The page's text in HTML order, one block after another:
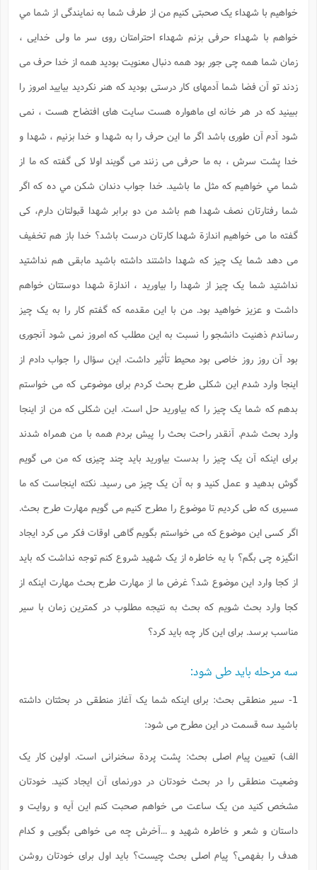
خواهیم با شهداء یک صحبتی کنیم من از طرف شما به نمایندگی از شما مي
خواهم با شهداء حرفی بزنم شهداء احترامتان روی سر ما ولی خدایی ،
زمان شما همه چی جور بود همه دنبال معنویت بودید همه از خدا حرف می
زدند تو آن فضا شما آدمهای کار درستی بودید که هنر نکردید بیایید امروز را
ببینید که در هر خانه ای ماهواره هست سایت های افتضاح هست ، نمی
شود آدم آن طوری باشد اگر ما این حرف را به شهدا و خدا بزنیم ، شهدا و
خدا پشت سرش ، به ما حرفی می زنند می گویند اولا کی گفته که ما از
شما مي خواهیم که مثل ما باشید. خدا جواب دندان شکن مي ده که اگر
شما رفتارتان نصف شهدا هم باشد من دو برابر شهدا قبولتان دارم، کی
گفته ما می خواهیم اندازة شهدا کارتان درست باشد؟ خدا باز هم تخفیف
می دهد شما یک چیز که شهدا داشتند داشته باشید مابقی هم نداشتید
نداشتید شما یک چیز از شهدا را بیاورید ، اندازة شهدا دوستتان خواهم
داشت و عزیز خواهید بود. من با این مقدمه که گفتم کار را به یک چیز
رساندم ذهنیت دانشجو را نسبت به این مطلب که امروز نمی شود آنجوری
بود آن روز روز خاصی بود محیط تأثیر داشت. این سؤال را جواب دادم از
اینجا وارد شدم این شکلی طرح بحث کردم برای موضوعی که می خواستم
بدهم که شما یک چیز را که بیاورید حل است. این شکلی که من از اینجا
وارد بحث شدم. آنقدر راحت بحث را پیش بردم همه با من همراه شدند
برای اینکه آن یک چیز را بدست بیاورید باید چند چیزی که من می گویم
گوش بدهید و عمل کنید و به آن یک چیز می رسید. نکته اینجاست که ما
مسیری که طی کردیم تا موضوع را مطرح کنیم می گویم مهارت طرح بحث.
اگر کسی این موضوع که می خواستم بگویم گاهی اوقات فکر می کرد ایجاد
انگیزه چی بگم؟ با یه خاطره از یک شهید شروع کنم توجه نداشت که باید
از کجا وارد این موضوع شد؟ غرض ما از مهارت طرح بحث مهارت اینکه از
کجا وارد بحث شویم که بحث به نتیجه مطلوب در کمترین زمان با سیر
مناسب برسد. برای این کار چه باید کرد؟
سه مرحله باید طی شود:
1- سیر منطقی بحث: برای اینکه شما یک آغاز منطقی در بحثتان داشته
باشید سه قسمت در این مطرح می شود:
الف) تعیین پیام اصلی بحث: پشت پردة سخنرانی است. اولین کار یک
وضعیت منطقی را در بحث خودتان در دورنمای آن ایجاد کنید. خودتان
مشخص کنید من یک ساعت می خواهم صحبت کنم این آیه و روایت و
داستان و شعر و خاطره شهید و ...آخرش چه می خواهی بگویی و کدام
هدف را بفهمی؟ پیام اصلی بحث چیست؟ باید اول برای خودتان روشن